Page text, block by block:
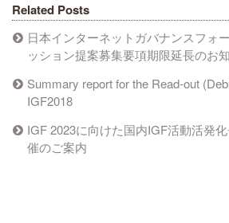
Related Posts
日本インターネットガバナンスフォ
ッション提案募集要項期限延長のお
Summary report for the Read-out
IGF2018
IGF 2023に向けた国内IGF活動活発
催のご案内